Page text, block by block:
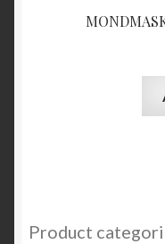
Product